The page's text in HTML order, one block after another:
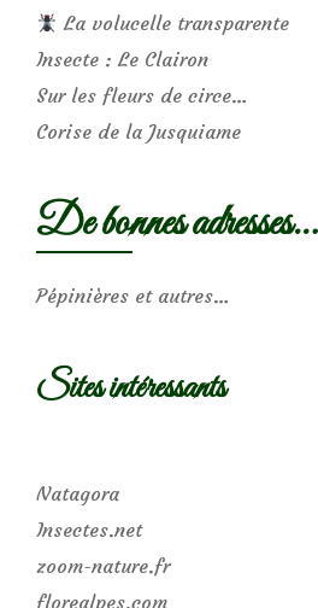
La volucelle transparente
Insecte : Le Clairon
Sur les fleurs de circe…
Corise de la Jusquiame
De bonnes adresses…
Pépinières et autres…
Sites intéressants
Natagora
Insectes.net
zoom-nature.fr
florealpes.com